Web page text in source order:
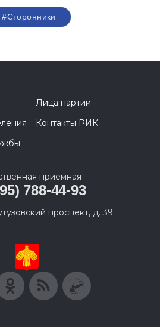
#Сторонники
Лица партии
Контакты РИК
приемная
788-44-93
проспект, д. 39